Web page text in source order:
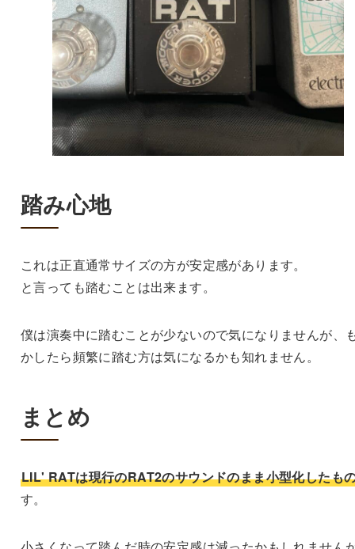
踏み心地
これは正直通常サイズの方が安定感があります。
と言っても踏むことは出来ます。
僕は演奏中に踏むことが少ないので気になりませんが、
かしたら頻繁に踏む方は気になるかも知れません。
まとめ
LIL' RATは現行のRAT2のサウンドのまま小型化したも
す。